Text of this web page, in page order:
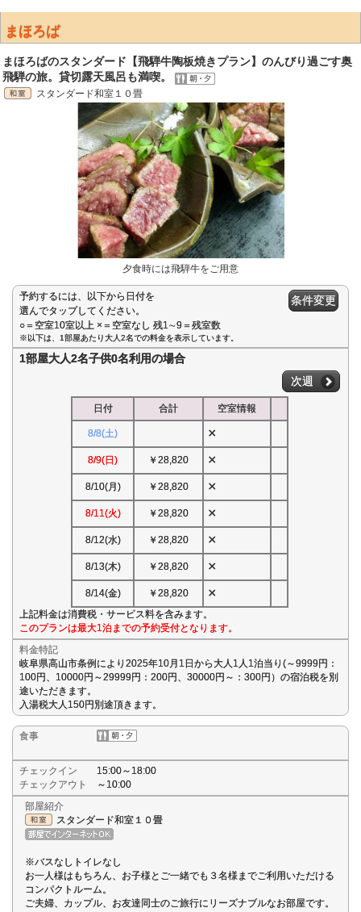
まほろば
まほろばのスタンダード【飛騨牛陶板焼きプラン】のんびり過ごす奥
飛騨の旅。貸切露天風呂も満喫。
スタンダード和室１０畳
夕食時には飛騨牛をご用意
予約するには、以下から日付を
選んでタップしてください。
○＝空室10室以上 ×＝空室なし 残1∼9＝残室数
条件変更
※以下は、1部屋あたり大人2名での料金を表示しています。
1部屋大人2名子供0名利用の場合
次週
日付 合計 空室情報
8/8(土) ×
8/9(日) ￥28,820 ×
8/10(月) ￥28,820 ×
8/11(火) ￥28,820 ×
8/12(水) ￥28,820 ×
8/13(木) ￥28,820 ×
8/14(金) ￥28,820 ×
上記料金は消費税・サービス料を含みます。
このプランは最大1泊までの予約受付となります。
料金特記
岐阜県高山市条例により2025年10月1日から大人1人1泊当り(～9999円：
100円、10000円～29999円：200円、30000円～：300円）の宿泊税を別
途いただきます。
入湯税大人150円別途頂きます。
食事
チェックイン
15:00～18:00
チェックアウト
～10:00
部屋紹介
スタンダード和室１０畳
※バスなしトイレなし
お一人様はもちろん、お子様とご一緒でも３名様までご利用いただける
コンパクトルーム。
ご夫婦、カップル、お友達同士のご旅行にリーズナブルなお部屋です。